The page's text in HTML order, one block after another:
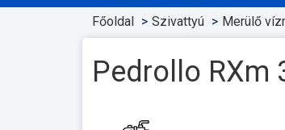
Főoldal Szivattyú Merülő
Pedrollo RXm